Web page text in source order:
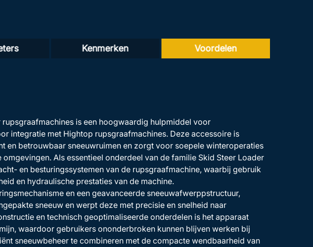
Kenmerken Voordelen
is een hoogwaardig hulpmiddel voor
integratie met Hightop rupsgraafmachines. Deze accessoire is
en betrouwbaar sneeuwruimen en zorgt voor soepele winteroperaties
Als essentieel onderdeel van de familie Skid Steer Loader
en besturingssystemen van de rupsgraafmachine, waarbij gebruik
en hydraulische prestaties van de machine.
en een geavanceerde sneeuwafwerppstructuur,
sneeuw en werpt deze met precisie en snelheid naar
en technisch geoptimaliseerde onderdelen is het apparaat
waardoor gebruikers ononderbroken kunnen blijven werken bij
sneeuwbeheer te combineren met de compacte wendbaarheid van